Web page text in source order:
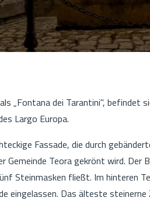
„Fontana dei Tarantini", befindet
Largo Europa.
Fassade, die durch
Teora gekrönt wird. Der
Steinmasken fließt. Im hinteren
eingelassen. Das älteste